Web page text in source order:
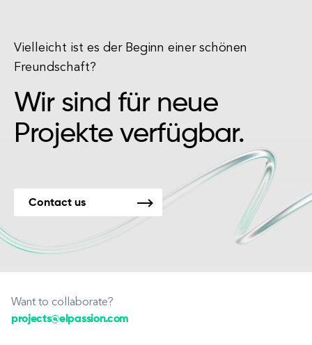
Vielleicht ist es der Beginn einer schönen
Freundschaft?
Wir sind für neue
Projekte verfügbar.
Contact us
Want to collaborate?
projects@elpassion.com